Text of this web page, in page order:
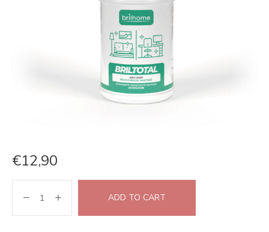
€12,90
ADD TO CART